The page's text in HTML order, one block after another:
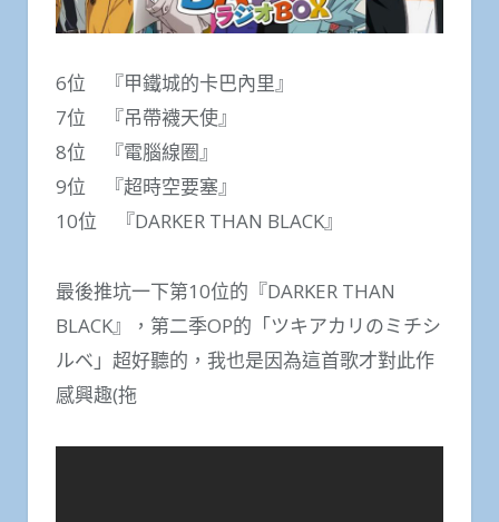
6位 『甲鐵城的卡巴內里』
7位 『吊帶襪天使』
8位 『電腦線圈』
9位 『超時空要塞』
10位 『DARKER THAN BLACK』
最後推坑一下第10位的『DARKER THAN
BLACK』，第二季OP的「ツキアカリのミチシ
ルベ」超好聽的，我也是因為這首歌才對此作
感興趣(拖